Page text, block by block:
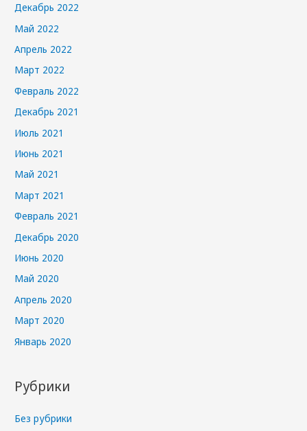
Декабрь 2022
Май 2022
Апрель 2022
Март 2022
Февраль 2022
Декабрь 2021
Июль 2021
Июнь 2021
Май 2021
Март 2021
Февраль 2021
Декабрь 2020
Июнь 2020
Май 2020
Апрель 2020
Март 2020
Январь 2020
Рубрики
Без рубрики